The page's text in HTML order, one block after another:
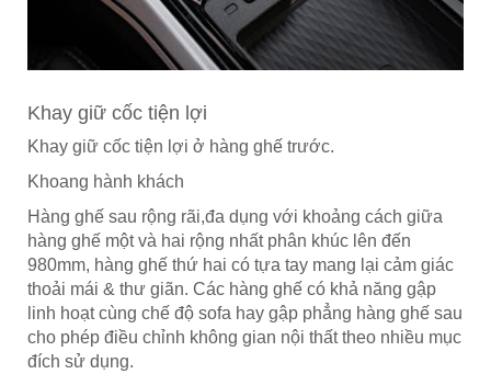
Khay giữ cốc tiện lợi
Khay giữ cốc tiện lợi ở hàng ghế trước.
Khoang hành khách
Hàng ghế sau rộng rãi,đa dụng với khoảng cách giữa
hàng ghế một và hai rộng nhất phân khúc lên đến
980mm, hàng ghế thứ hai có tựa tay mang lại cảm giác
thoải mái & thư giãn. Các hàng ghế có khả năng gập
linh hoạt cùng chế độ sofa hay gập phẳng hàng ghế sau
cho phép điều chỉnh không gian nội thất theo nhiều mục
đích sử dụng.